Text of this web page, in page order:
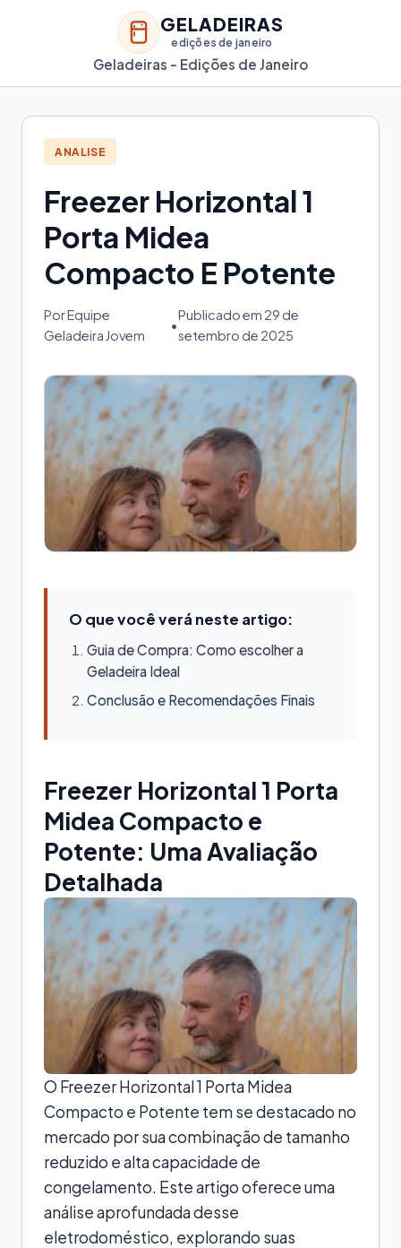
GELADEIRAS
edições de janeiro
Geladeiras - Edições de Janeiro
ANALISE
Freezer Horizontal 1
Porta Midea
Compacto E Potente
Por Equipe
Geladeira Jovem
•
Publicado em 29 de
setembro de 2025
O que você verá neste artigo:
Guia de Compra: Como escolher a
Geladeira Ideal
Conclusão e Recomendações Finais
Freezer Horizontal 1 Porta
Midea Compacto e
Potente: Uma Avaliação
Detalhada
O Freezer Horizontal 1 Porta Midea
Compacto e Potente tem se destacado no
mercado por sua combinação de tamanho
reduzido e alta capacidade de
congelamento. Este artigo oferece uma
análise aprofundada desse
eletrodoméstico, explorando suas